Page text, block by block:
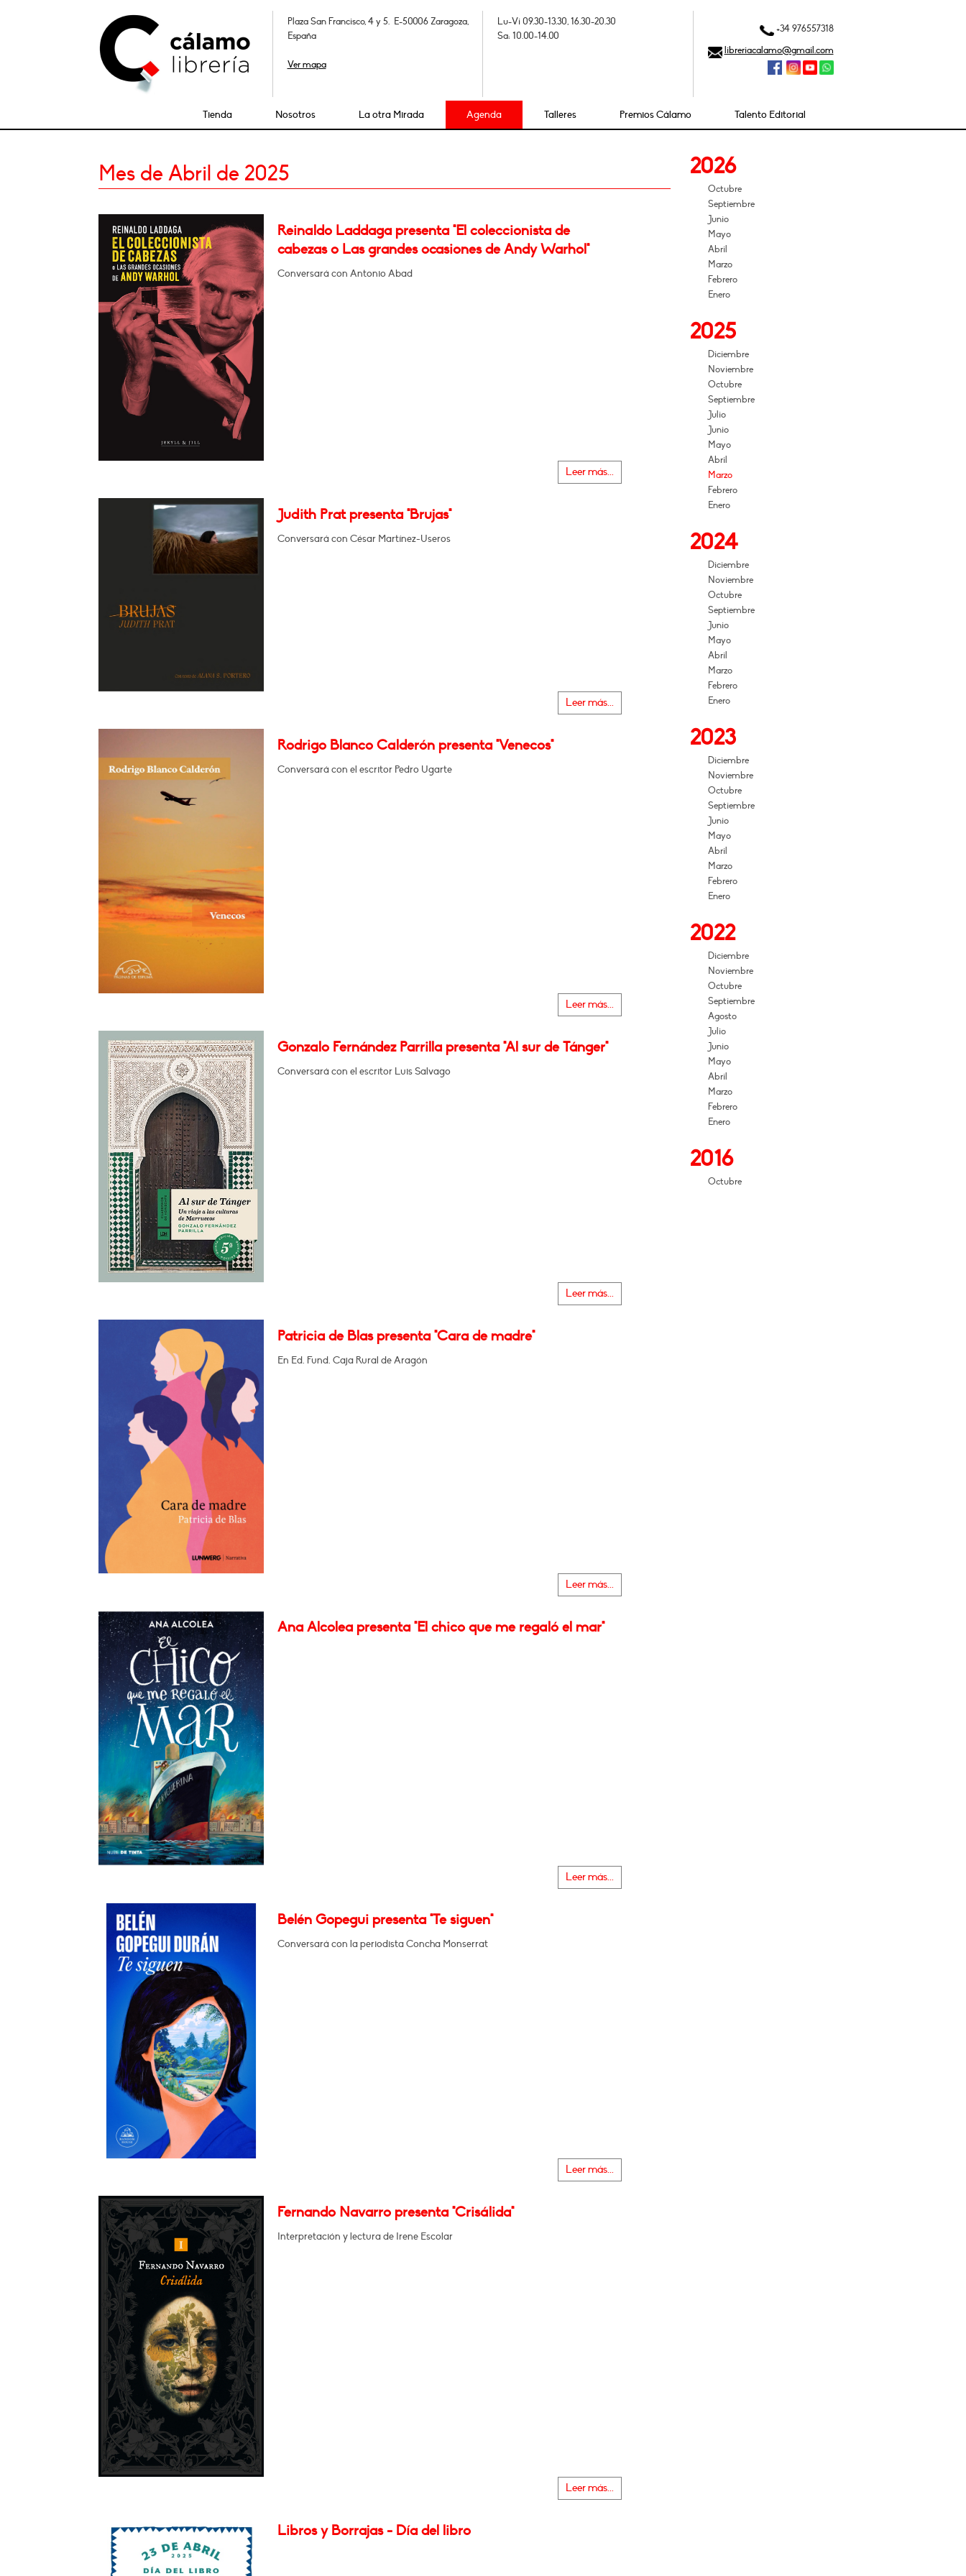
Plaza San Francisco, 4 y 5. E-50006 Zaragoza,
España
Ver mapa
Lu-Vi 09.30-13.30, 16.30-20.30
Sa: 10.00-14.00
+34 976557318
libreriacalamo@gmail.com
Tienda Nosotros La otra Mirada Agenda Talleres Premios Cálamo Talento Editorial
Mes de Abril de 2025
Reinaldo Laddaga presenta "El coleccionista de
cabezas o Las grandes ocasiones de Andy Warhol"
Conversará con Antonio Abad
Leer más...
Judith Prat presenta "Brujas"
Conversará con César Martínez-Useros
Leer más...
Rodrigo Blanco Calderón presenta "Venecos"
Conversará con el escritor Pedro Ugarte
Leer más...
Gonzalo Fernández Parrilla presenta "Al sur de Tánger"
Conversará con el escritor Luis Salvago
Leer más...
Patricia de Blas presenta "Cara de madre"
En Ed. Fund. Caja Rural de Aragón
Leer más...
Ana Alcolea presenta "El chico que me regaló el mar"
Leer más...
Belén Gopegui presenta "Te siguen"
Conversará con la periodista Concha Monserrat
Leer más...
Fernando Navarro presenta "Crisálida"
Interpretación y lectura de Irene Escolar
Leer más...
Libros y Borrajas - Día del libro
2026
Octubre
Septiembre
Junio
Mayo
Abril
Marzo
Febrero
Enero
2025
Diciembre
Noviembre
Octubre
Septiembre
Julio
Junio
Mayo
Abril
Marzo
Febrero
Enero
2024
Diciembre
Noviembre
Octubre
Septiembre
Junio
Mayo
Abril
Marzo
Febrero
Enero
2023
Diciembre
Noviembre
Octubre
Septiembre
Junio
Mayo
Abril
Marzo
Febrero
Enero
2022
Diciembre
Noviembre
Octubre
Septiembre
Agosto
Julio
Junio
Mayo
Abril
Marzo
Febrero
Enero
2016
Octubre